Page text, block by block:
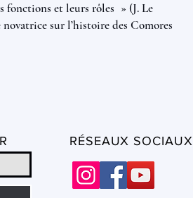
fonctions et leurs rôles » (J. Le
sur l’histoire des Comores
RÉSEAUX SOCIAUX